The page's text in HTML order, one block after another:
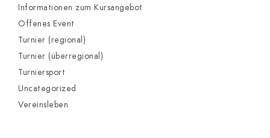
Informationen zum Kursangebot
Offenes Event
Turnier (regional)
Turnier (überregional)
Turniersport
Uncategorized
Vereinsleben